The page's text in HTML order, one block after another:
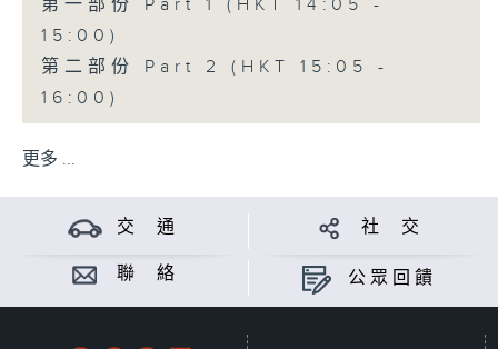
第一部份 Part 1 (HKT 14:05 -
15:00)
第二部份 Part 2 (HKT 15:05 -
16:00)
更多 ...
交 通 社 交
聯 絡 公眾回饋